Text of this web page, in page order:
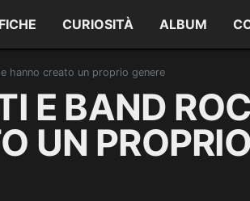
CURIOSITÀ ALBUM
hanno creato un proprio genere
E BAND
UN